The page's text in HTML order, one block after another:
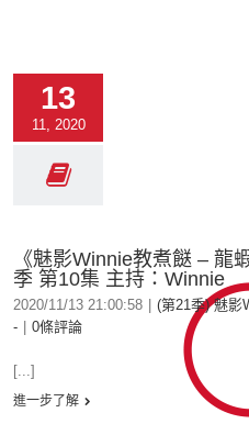
13
11, 2020
《魅影Winnie教煮餸 – 龍
季 第10集 主持：Winnie
2020/11/13 21:00:58 (第21季) 魅影
-
0條評論
[...]
進一步了解